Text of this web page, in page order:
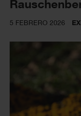
5 FEBRERO 2026